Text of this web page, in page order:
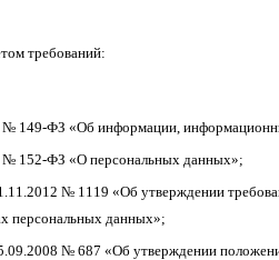
требований:
№ 149-ФЗ «Об информации,
№ 152-ФЗ «О персональных данных»;
№ 1119 «Об утверждении
персональных данных»;
№ 687 «Об утверждении